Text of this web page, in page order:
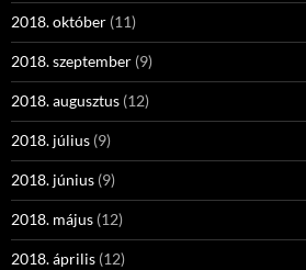
2018. október (11)
2018. szeptember (9)
2018. augusztus (12)
2018. július (9)
2018. június (9)
2018. május (12)
2018. április (12)